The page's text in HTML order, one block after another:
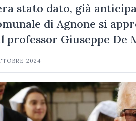
stato dato, già
di Agnone si
professor Giuseppe
2024